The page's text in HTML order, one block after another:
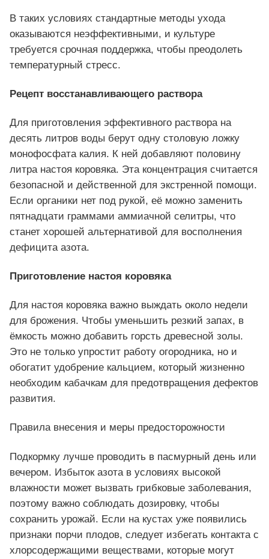
В таких условиях стандартные методы ухода
оказываются неэффективными, и культуре
требуется срочная поддержка, чтобы преодолеть
температурный стресс.
Рецепт восстанавливающего раствора
Для приготовления эффективного раствора на
десять литров воды берут одну столовую ложку
монофосфата калия. К ней добавляют половину
литра настоя коровяка. Эта концентрация считается
безопасной и действенной для экстренной помощи.
Если органики нет под рукой, её можно заменить
пятнадцати граммами аммиачной селитры, что
станет хорошей альтернативой для восполнения
дефицита азота.
Приготовление настоя коровяка
Для настоя коровяка важно выждать около недели
для брожения. Чтобы уменьшить резкий запах, в
ёмкость можно добавить горсть древесной золы.
Это не только упростит работу огородника, но и
обогатит удобрение кальцием, который жизненно
необходим кабачкам для предотвращения дефектов
развития.
Правила внесения и меры предосторожности
Подкормку лучше проводить в пасмурный день или
вечером. Избыток азота в условиях высокой
влажности может вызвать грибковые заболевания,
поэтому важно соблюдать дозировку, чтобы
сохранить урожай. Если на кустах уже появились
признаки порчи плодов, следует избегать контакта с
хлорсодержащими веществами, которые могут